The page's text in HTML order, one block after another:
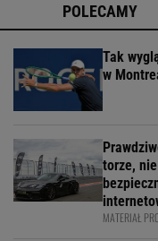
POLECAMY
Tak
w
torze,
MATERIAŁ